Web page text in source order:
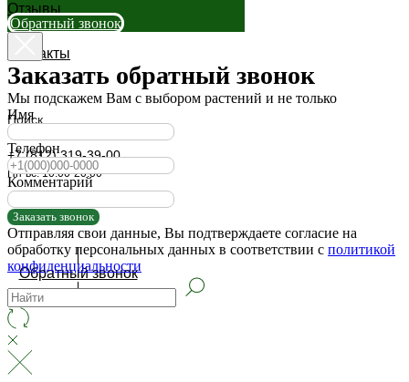
Отзывы
Контакты
Поиск
+7 (812) 319-39-00
Пн-вс: 10:00-20:00
Обратный звонок
Обратный звонок
Заказать обратный звонок
Мы подскажем Вам с выбором растений и не только
Имя
Телефон
Комментарий
Заказать звонок
Отправляя свои данные, Вы подтверждаете согласие на
обработку персональных данных в соответствии с политикой
конфиденциальности